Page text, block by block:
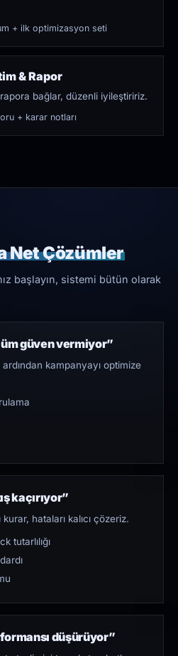
+ ilk optimizasyon seti
& Rapor
rapora bağlar, düzenli iyileştiririz.
+ karar notları
Net Çözümler
başlayın, sistemi bütün olarak
güven vermiyor”
kampanyayı optimize
kaçırıyor”
hataları kalıcı çözeriz.
tutarlılığı
düşürüyor”